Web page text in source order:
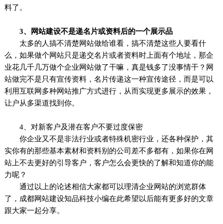
料了。
3、网站建设不是递名片或资料后的一个展示品
太多的人搞不清楚网站做给谁看，搞不清楚这些人要看什
么，如果做个网站只是递交名片或者资料时上面有个地址，那企
业花几千几万做个企业网站做了干嘛，真是钱多了没事情干？网
站做完不是只有宣传资料，名片传递这一种宣传途径，而是可以
利用互联网多种网站推广方式进行，从而实现更多展示的效果，
让户从多渠道找到你。
4、对新客户及潜在客户不要过度保密
你企业又不是非法行业或者特殊机密行业，还各种保护，其
实你有的那些基本素材和资料别的公司差不多都有，如果你在网
站上不去更好的引导客户，客户怎么会更快的了解和知道你的能
力呢？
通过以上的论述相信大家都可以理清企业网站的浏览群体
了，成都网站建设知品科技小编在此希望以后能有更多好的文章
跟大家一起分享。